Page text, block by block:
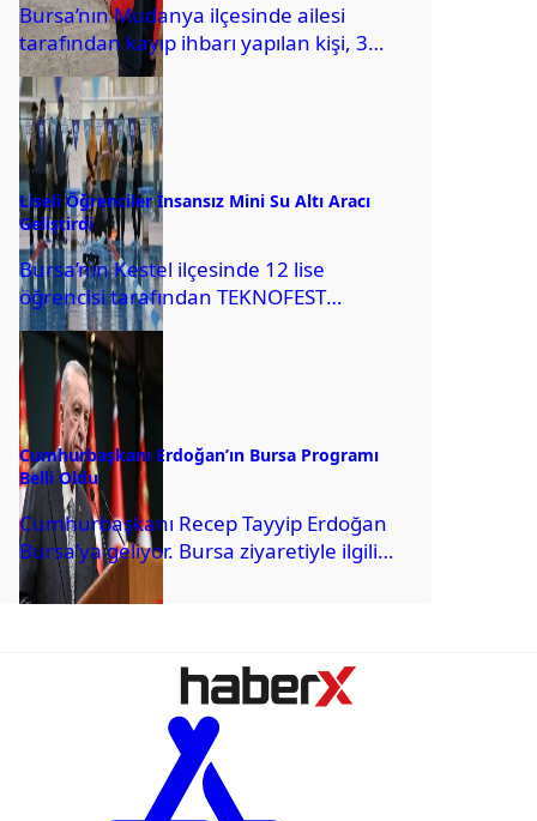
Bursa’nın Mudanya ilçesinde ailesi
tarafından kayıp ihbarı yapılan kişi, 3
gündür ekipler tarafından aranıyor.
R.O’nun (59) yakınlarının 22...
Liseli Öğrenciler İnsansız Mini Su Altı Aracı
Geliştirdi
Bursa’nın Kestel ilçesinde 12 lise
öğrencisi tarafından TEKNOFEST
Havacılık, Uzay ve Teknoloji Festivali için
tasarlanıp üretilen, geliştirme
çalışmaları...
Cumhurbaşkanı Erdoğan’ın Bursa Programı
Belli Oldu
Cumhurbaşkanı Recep Tayyip Erdoğan
Bursa’ya geliyor. Bursa ziyaretiyle ilgili
merak edilen program bugün belli oldu.
Peki Cumhurbaşkanı Erdoğan’ın...